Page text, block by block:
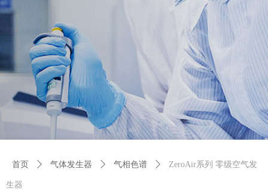
首页 ꄲ 气体发生器 ꄲ 气相色谱 ꄲ ZeroAir系列 零级空气发
生器